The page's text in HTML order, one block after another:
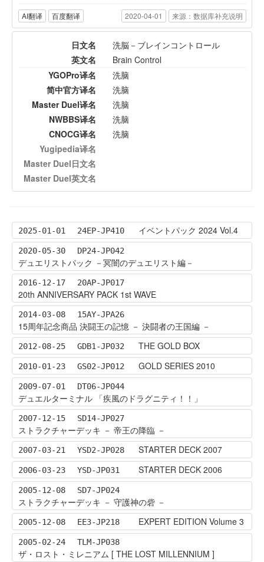
AI翻译 百度翻译 2020-04-01 来源：数据库补充说明
日文名
洗脳－ブレインコントロール
英文名
Brain Control
YGOPro译名
洗脑
简中官方译名
洗脑
Master Duel译名
洗脑
NWBBS译名
洗脑
CNOCG译名
洗脑
Yugipedia译名
Master Duel日文名
Master Duel英文名
2025-01-01 24EP-JP410 イベントパック 2024 Vol.4
2020-05-30 DP24-JP042
デュエリストパック －冥闇のデュエリスト編－
2016-12-17 20AP-JP017
20th ANNIVERSARY PACK 1st WAVE
2014-03-08 15AY-JPA26
15周年記念商品 決闘王の記憶 － 決闘者の王国編 －
2012-08-25 GDB1-JP032 THE GOLD BOX
2010-01-23 GS02-JP012 GOLD SERIES 2010
2009-07-01 DT06-JP044
デュエルターミナル 「疾風のドラグニティ！！」
2007-12-15 SD14-JP027
ストラクチャーデッキ － 帝王の降臨 －
2007-03-21 YSD2-JP028 STARTER DECK 2007
2006-03-23 YSD-JP031 STARTER DECK 2006
2005-12-08 SD7-JP024
ストラクチャーデッキ － 守護神の砦 －
2005-12-08 EE3-JP218 EXPERT EDITION Volume 3
2005-02-24 TLM-JP038
ザ・ロスト・ミレニアム [ THE LOST MILLENNIUM ]